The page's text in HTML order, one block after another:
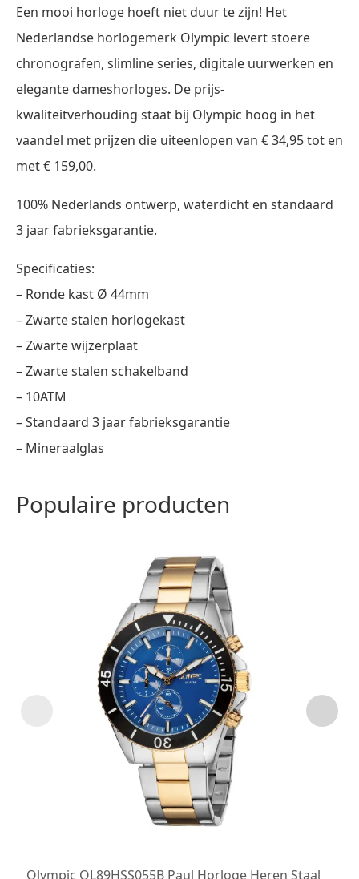
Een mooi horloge hoeft niet duur te zijn! Het
Nederlandse horlogemerk Olympic levert stoere
chronografen, slimline series, digitale uurwerken en
elegante dameshorloges. De prijs-
kwaliteitverhouding staat bij Olympic hoog in het
vaandel met prijzen die uiteenlopen van € 34,95 tot en
met € 159,00.
100% Nederlands ontwerp, waterdicht en standaard
3 jaar fabrieksgarantie.
Specificaties:
– Ronde kast Ø 44mm
– Zwarte stalen horlogekast
– Zwarte wijzerplaat
– Zwarte stalen schakelband
– 10ATM
– Standaard 3 jaar fabrieksgarantie
– Mineraalglas
Populaire producten
Olympic OL89HSS055B Paul Horloge Heren Staal